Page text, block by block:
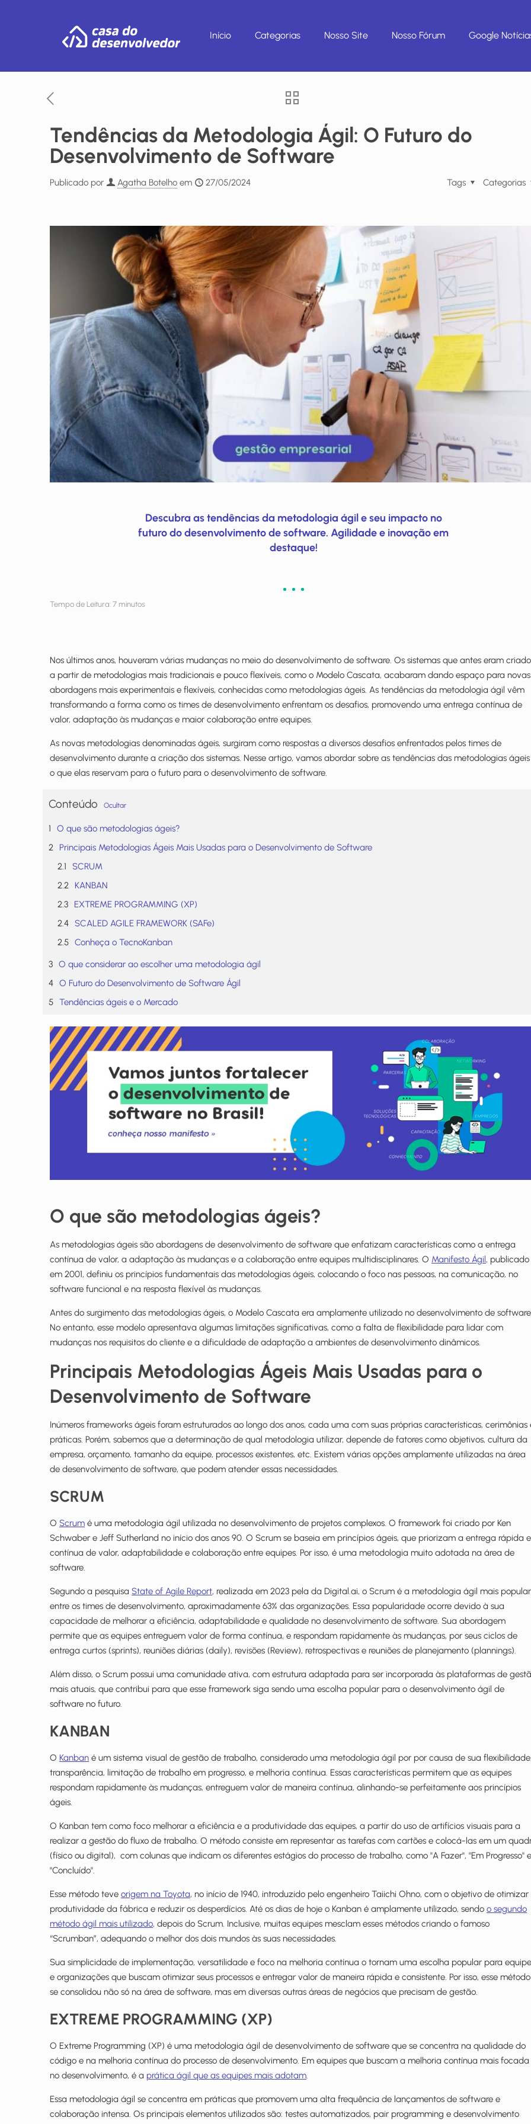
Início Categorias Nosso Site Nosso Fórum Google
Tendências da Metodologia Ágil: O Futuro do
Desenvolvimento de Software
Publicado por Agatha Botelho em 27/05/2024 Categorias
Tags
Descubra as tendências da metodologia ágil e seu impacto no
futuro do desenvolvimento de software. Agilidade e inovação em
destaque!
Tempo de Leitura: 7 minutos
Nos últimos anos, houveram várias mudanças no meio do desenvolvimento de software. Os sistemas que antes eram
a partir de metodologias mais tradicionais e pouco flexíveis, como o Modelo Cascata, acabaram dando espaço para novas
abordagens mais experimentais e flexíveis, conhecidas como metodologias ágeis. As tendências da metodologia ágil vêm
transformando a forma como os times de desenvolvimento enfrentam os desafios, promovendo uma entrega contínua de
valor, adaptação às mudanças e maior colaboração entre equipes.
As novas metodologias denominadas ágeis, surgiram como respostas a diversos desafios enfrentados pelos times de
desenvolvimento durante a criação dos sistemas. Nesse artigo, vamos abordar sobre as tendências das metodologias
o que elas reservam para o futuro para o desenvolvimento de software.
Conteúdo Ocultar
O que são metodologias ágeis?
Principais Metodologias Ágeis Mais Usadas para o Desenvolvimento de Software
SCRUM
KANBAN
EXTREME PROGRAMMING (XP)
SCALED AGILE FRAMEWORK (SAFe)
Conheça o TecnoKanban
O que considerar ao escolher uma metodologia ágil
O Futuro do Desenvolvimento de Software Ágil
Tendências ágeis e o Mercado
O que são metodologias ágeis?
As metodologias ágeis são abordagens de desenvolvimento de software que enfatizam características como a entrega
contínua de valor, a adaptação às mudanças e a colaboração entre equipes multidisciplinares. O Manifesto Ágil , publicado
em 2001, definiu os princípios fundamentais das metodologias ágeis, colocando o foco nas pessoas, na comunicação, no
software funcional e na resposta flexível às mudanças.
Antes do surgimento das metodologias ágeis, o Modelo Cascata era amplamente utilizado no desenvolvimento de
No entanto, esse modelo apresentava algumas limitações significativas, como a falta de flexibilidade para lidar com
mudanças nos requisitos do cliente e a dificuldade de adaptação a ambientes de desenvolvimento dinâmicos.
Principais Metodologias Ágeis Mais Usadas para o
Desenvolvimento de Software
Inúmeros frameworks ágeis foram estruturados ao longo dos anos, cada uma com suas próprias características, cerimônias
práticas. Porém, sabemos que a determinação de qual metodologia utilizar, depende de fatores como objetivos, cultura da
empresa, orçamento, tamanho da equipe, processos existentes, etc. Existem várias opções amplamente utilizadas na área
de desenvolvimento de software, que podem atender essas necessidades.
SCRUM
O Scrum é uma metodologia ágil utilizada no desenvolvimento de projetos complexos. O framework foi criado por Ken
Schwaber e Jeff Sutherland no início dos anos 90. O Scrum se baseia em princípios ágeis, que priorizam a entrega rápida e
contínua de valor, adaptabilidade e colaboração entre equipes. Por isso, é uma metodologia muito adotada na área de
software.
Segundo a pesquisa State of Agile Report, realizada em 2023 pela da Digital.ai, o Scrum é a metodologia ágil mais popular
entre os times de desenvolvimento, aproximadamente 63% das organizações. Essa popularidade ocorre devido à sua
capacidade de melhorar a eficiência, adaptabilidade e qualidade no desenvolvimento de software. Sua abordagem
permite que as equipes entreguem valor de forma contínua, e respondam rapidamente às mudanças, por seus ciclos de
entrega curtos (sprints), reuniões diárias (daily), revisões (Review), retrospectivas e reuniões de planejamento (plannings).
Além disso, o Scrum possui uma comunidade ativa, com estrutura adaptada para ser incorporada às plataformas de
mais atuais, que contribui para que esse framework siga sendo uma escolha popular para o desenvolvimento ágil de
software no futuro.
KANBAN
O Kanban é um sistema visual de gestão de trabalho, considerado uma metodologia ágil por por causa de sua
transparência, limitação de trabalho em progresso, e melhoria contínua. Essas características permitem que as equipes
respondam rapidamente às mudanças, entreguem valor de maneira contínua, alinhando-se perfeitamente aos princípios
ágeis.
O Kanban tem como foco melhorar a eficiência e a produtividade das equipes, a partir do uso de artifícios visuais para a
realizar a gestão do fluxo de trabalho. O método consiste em representar as tarefas com cartões e colocá-las em um
(físico ou digital), com colunas que indicam os diferentes estágios do processo de trabalho, como "A Fazer", "Em Progresso" e
"Concluído".
Esse método teve origem na Toyota, no início de 1940, introduzido pelo engenheiro Taiichi Ohno, com o objetivo de otimizar
produtividade da fábrica e reduzir os desperdícios. Até os dias de hoje o Kanban é amplamente utilizado, sendo o segundo
método ágil mais utilizado, depois do Scrum. Inclusive, muitas equipes mesclam esses métodos criando o famoso
“Scrumban”, adequando o melhor dos dois mundos às suas necessidades.
Sua simplicidade de implementação, versatilidade e foco na melhoria contínua o tornam uma escolha popular para
e organizações que buscam otimizar seus processos e entregar valor de maneira rápida e consistente. Por isso, esse método
se consolidou não só na área de software, mas em diversas outras áreas de negócios que precisam de gestão.
EXTREME PROGRAMMING (XP)
O Extreme Programming (XP) é uma metodologia ágil de desenvolvimento de software que se concentra na qualidade do
código e na melhoria contínua do processo de desenvolvimento. Em equipes que buscam a melhoria contínua mais focada
no desenvolvimento, é a prática ágil que as equipes mais adotam.
Essa metodologia ágil se concentra em práticas que promovem uma alta frequência de lançamentos de software e
colaboração intensa. Os principais elementos utilizados são: testes automatizados, pair programming e desenvolvimento